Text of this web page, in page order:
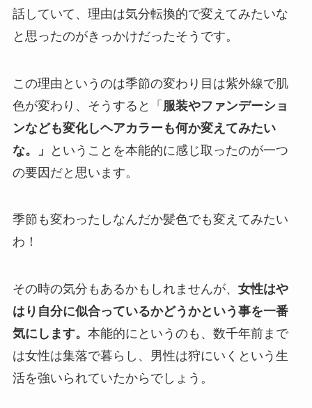
話していて、理由は気分転換的で変えてみたいな
と思ったのがきっかけだったそうです。
この理由というのは季節の変わり目は紫外線で肌
色が変わり、そうすると「 服装やファンデーショ
ンなども変化しヘアカラーも何か変えてみたい
な。」
ということを本能的に感じ取ったのが一つ
の要因だと思います。
季節も変わったしなんだか髪色でも変えてみたい
わ！
その時の気分もあるかもしれませんが、 女性はや
はり自分に似合っているかどうかという事を一番
気にします。 本能的にというのも、数千年前まで
は女性は集落で暮らし、男性は狩にいくという生
活を強いられていたからでしょう。